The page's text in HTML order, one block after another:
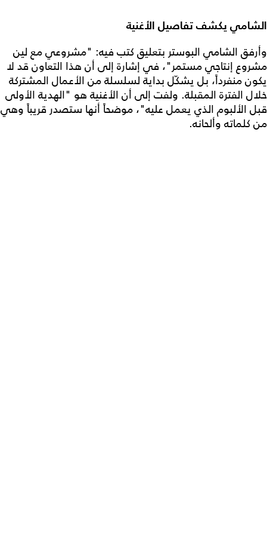
الشامي يكشف تفاصيل الأغنية
وأرفق الشامي البوستر بتعليق كتب فيه: "مشروعي مع لين
مشروع إنتاجي مستمر"، في إشارة إلى أن هذا التعاون قد لا
يكون منفرداً، بل يشكّل بداية لسلسلة من الأعمال المشتركة
خلال الفترة المقبلة. ولفت إلى أن الأغنية هو "الهدية الأولى
قبل الألبوم الذي يعمل عليه"، موضحاً أنها ستصدر قريباً وهي
من كلماته وألحانه.